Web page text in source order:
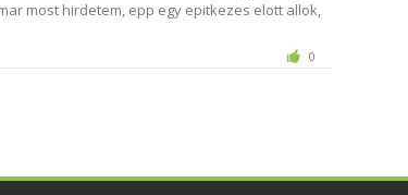
most hirdetem, epp egy epitkezes elott allok,
0